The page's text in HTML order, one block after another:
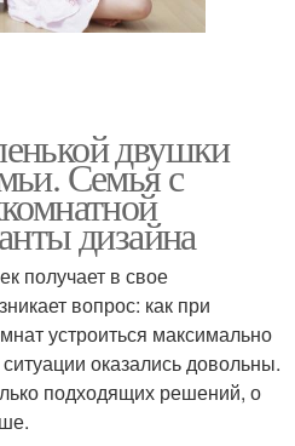
двушки
Семья с
дизайна
получает в свое
вопрос: как при
устроиться максимально
оказались довольны.
подходящих решений, о